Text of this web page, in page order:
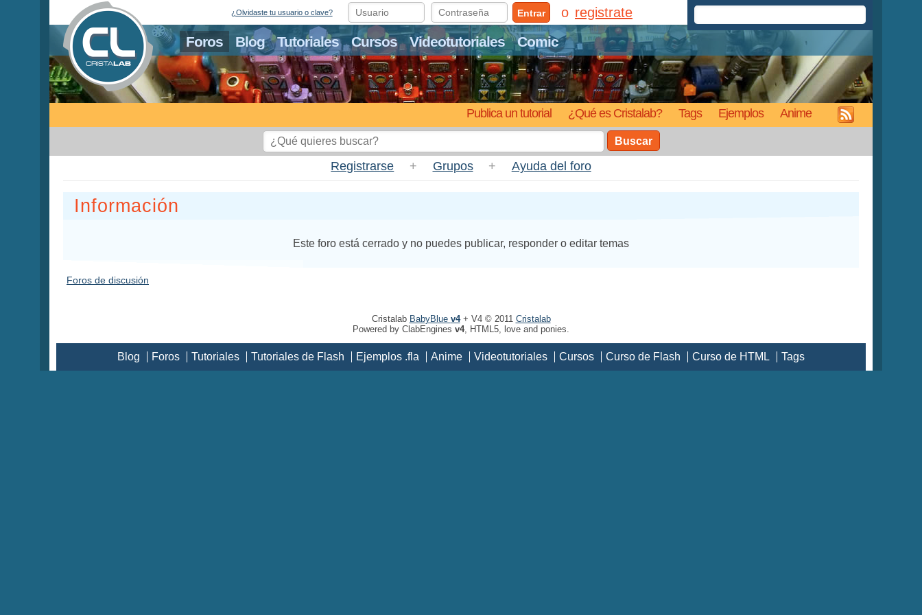
Foros Blog Tutoriales Cursos Videotutoriales Comic
Publica un tutorial ¿Qué es Cristalab? Tags Ejemplos Anime
¿Olvidaste tu usuario o clave? Entrar registrate
Buscar
Registrarse + Grupos + Ayuda del foro
Información
Este foro está cerrado y no puedes publicar, responder o editar temas
Foros de discusión
Cristalab BabyBlue v4+ V4 © 2011 Cristalab
Powered by ClabEngines v4, HTML5, love and ponies.
Blog Foros Tutoriales Tutoriales de Flash Ejemplos .fla Anime Videotutoriales Cursos Curso de Flash Curso de HTML Tags